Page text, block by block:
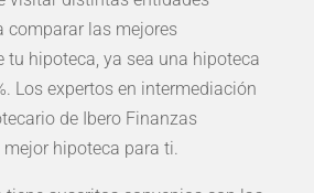
comparar las mejores
tu hipoteca, ya sea una hipoteca
Los expertos en intermediación
de Ibero Finanzas
hipoteca para ti.